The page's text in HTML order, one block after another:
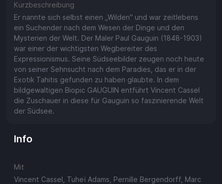
Kurzbeschreibung
Er nannte sich selbst einen „Wilden" und war zeitlebens
ein Suchender nach dem Wesen der Dinge und den
Mysterien der Welt. Der Maler Paul Gauguin (1848-1903)
war einer der wichtigsten Wegbereiter des
Expressionismus. Seine Südseebilder zeugen noch heute
von seiner Sehnsucht nach dem Paradies, das er in der
Exotik Tahitis gefunden zu haben glaubte. In dem
bildgewaltigen Biopic GAUGUIN entführt Vincent Cassel
die Zuschauer in diese für Gauguin so faszinierende Welt
der Südsee.
Info
Mit
Vincent Cassel, Tuheï Adams, Pernille Bergendorff, Marc